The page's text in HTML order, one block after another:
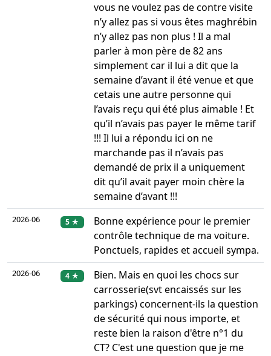
vous ne voulez pas de contre visite
n’y allez pas si vous êtes maghrébin
n’y allez pas non plus ! Il a mal
parler à mon père de 82 ans
simplement car il lui a dit que la
semaine d’avant il été venue et que
cetais une autre personne qui
l’avais reçu qui été plus aimable ! Et
qu’il n’avais pas payer le même tarif
!!! Il lui a répondu ici on ne
marchande pas il n’avais pas
demandé de prix il a uniquement
dit qu’il avait payer moin chère la
semaine d’avant !!!
2026-06 5 ★
Bonne expérience pour le premier
contrôle technique de ma voiture.
Ponctuels, rapides et accueil sympa.
2026-06 4 ★
Bien. Mais en quoi les chocs sur
carrosserie(svt encaissés sur les
parkings) concernent-ils la question
de sécurité qui nous importe, et
reste bien la raison d'être n°1 du
CT? C'est une question que je me